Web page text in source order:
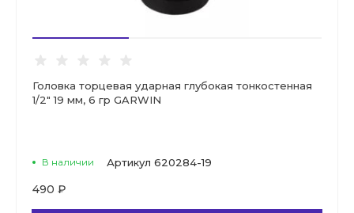
Головка торцевая ударная глубокая тонкостенная
1/2" 19 мм, 6 гр GARWIN
В наличии Артикул 620284-19
490 ₽